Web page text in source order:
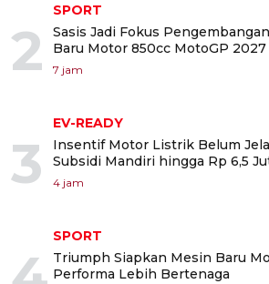
2
SPORT
Sasis Jadi Fokus
Baru Motor 850cc MotoGP 2027
7 jam
3
EV-READY
Insentif Motor Listrik Belum
Subsidi Mandiri hingga Rp 6,5
4 jam
SPORT
Triumph Siapkan Mesin Baru
Performa Lebih Bertenaga